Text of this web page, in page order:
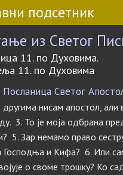
подсетник
из Светог
11. по Духовима.
11. по Духовима
Светог
другима нисам апостол, али
3. То је моја одбрана
5. Зар немамо право
Господња и Кифа? 6. Или
о своме трошку? Ко